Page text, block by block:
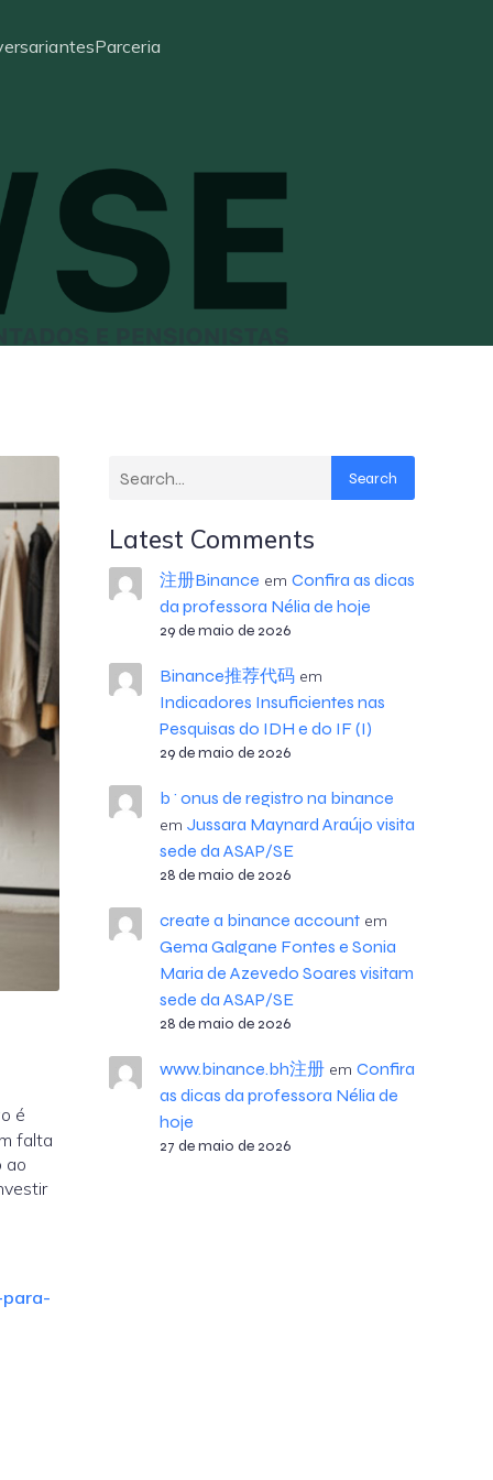
Parceria
é
falta
ao
Search
Latest Comments
注册Binance em Confira as dicas
da professora Nélia de hoje
29 de maio de 2026
Binance推荐代码em
Indicadores Insuficientes nas
Pesquisas do IDH e do IF (I)
29 de maio de 2026
b^onus de registro na binance
em Jussara Maynard Araújo visita
sede da ASAP/SE
28 de maio de 2026
create a binance accountem
Gema Galgane Fontes e Sonia
Maria de Azevedo Soares visitam
sede da ASAP/SE
28 de maio de 2026
www.binance.bh注册em Confira
as dicas da professora Nélia de
hoje
27 de maio de 2026